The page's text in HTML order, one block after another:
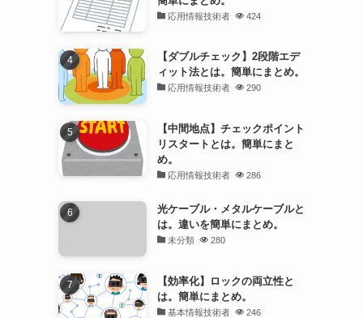
応用情報技術者 424
【ダブルチェック】2段階エデ
ィット法とは。簡単にまとめ。
応用情報技術者 290
【中間地点】チェックポイント
リスタートとは。簡単にまと
め。
応用情報技術者 286
光ケーブル・メタルケーブルと
は。違いを簡単にまとめ。
未分類 280
【効率化】ロックの両立性と
は。簡単にまとめ。
基本情報技術者 246